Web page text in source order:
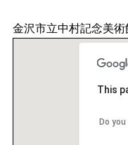
金沢市立中村記念美術
This
Do